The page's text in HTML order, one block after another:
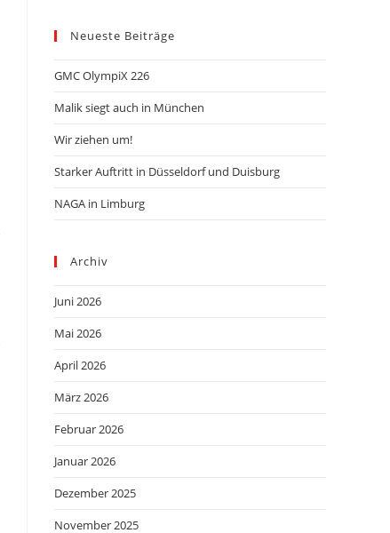
Neueste Beiträge
GMC OlympiX 226
Malik siegt auch in München
Wir ziehen um!
Starker Auftritt in Düsseldorf und Duisburg
NAGA in Limburg
Archiv
Juni 2026
Mai 2026
April 2026
März 2026
Februar 2026
Januar 2026
Dezember 2025
November 2025